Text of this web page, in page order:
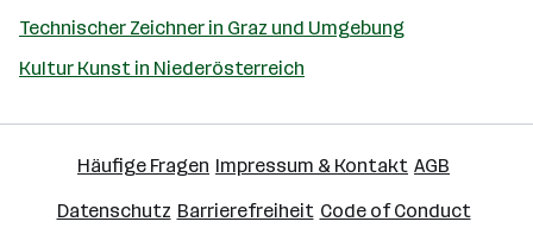
Technischer Zeichner in Graz und Umgebung
Kultur Kunst in Niederösterreich
Häufige Fragen Impressum & Kontakt AGB
Datenschutz Barrierefreiheit Code of Conduct